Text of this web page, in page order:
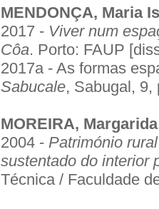
MENDONÇA, Maria
2017 - Viver num
Côa. Porto: FAUP
2017a - As formas
Sabucale, Sabugal, 9,
MOREIRA,
2004 - Património
sustentado do interior
Técnica / Faculdade